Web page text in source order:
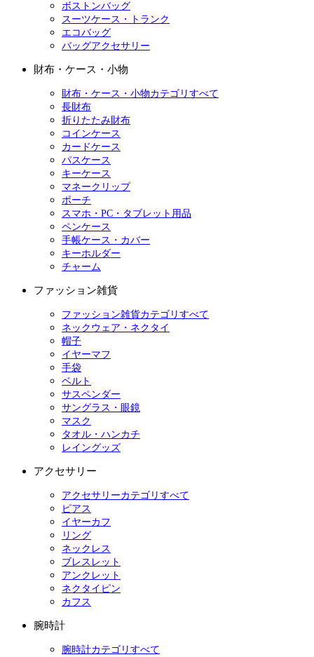
ボストンバッグ
スーツケース・トランク
エコバッグ
バッグアクセサリー
財布・ケース・小物
財布・ケース・小物カテゴリすべて
長財布
折りたたみ財布
コインケース
カードケース
パスケース
キーケース
マネークリップ
ポーチ
スマホ・PC・タブレット用品
ペンケース
手帳ケース・カバー
キーホルダー
チャーム
ファッション雑貨
ファッション雑貨カテゴリすべて
ネックウェア・ネクタイ
帽子
イヤーマフ
手袋
ベルト
サスペンダー
サングラス・眼鏡
マスク
タオル・ハンカチ
レイングッズ
アクセサリー
アクセサリーカテゴリすべて
ピアス
イヤーカフ
リング
ネックレス
ブレスレット
アンクレット
ネクタイピン
カフス
腕時計
腕時計カテゴリすべて